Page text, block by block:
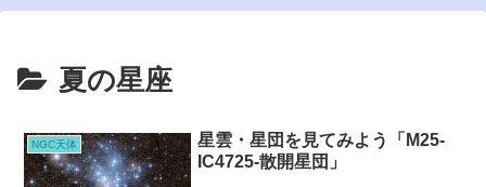
夏の星座
NGC天体
星雲・星団を見てみよう「M25-
IC4725-散開星団」